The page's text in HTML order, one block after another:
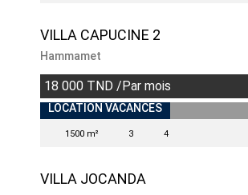
VILLA CAPUCINE 2
Hammamet
18 000 TND /Par mois
LOCATION VACANCES
1500 m² 3 4
VILLA JOCANDA